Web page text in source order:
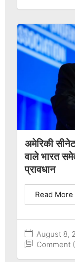
अमेरिकी
वाले भारत
प्रावधान
August 8,
Comment
Read More